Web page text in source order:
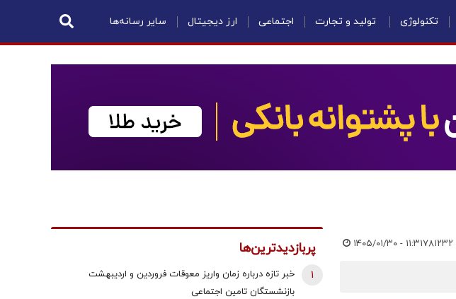
تکنولوژی تولید و تجارت اجتماعی ارز دیجیتال سایر رسانه‌ها
۱۴۰۵/۰۱/۳۰ - ۱۱:۳۱ پربازدیدترین‌ها
خبر تازه درباره زمان واریز معوقات فروردین و اردیبهشت
بازنشستگان تامین اجتماعی
1